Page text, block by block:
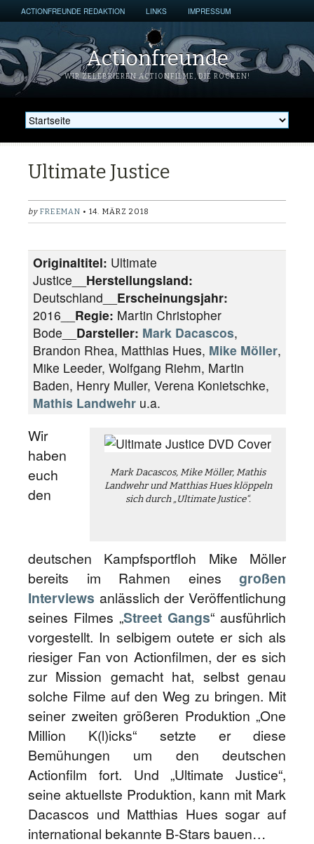
ACTIONFREUNDE REDAKTION LINKS IMPRESSUM
Actionfreunde
WIR ZELEBRIEREN ACTIONFILME, DIE ROCKEN!
Ultimate Justice
by FREEMAN • 14. MÄRZ 2018
Originaltitel: Ultimate
Justice__ Herstellungsland:
Deutschland__ Erscheinungsjahr:
2016__ Regie: Martin Christopher
Bode__ Darsteller: Mark Dacascos,
Brandon Rhea, Matthias Hues, Mike Möller,
Mike Leeder, Wolfgang Riehm, Martin
Baden, Henry Muller, Verena Konietschke,
Mathis Landwehr u.a.
Mark Dacascos, Mike Möller, Mathis
Landwehr und Matthias Hues klöppeln
sich durch „Ultimate Justice“.
Wir
haben
euch
den
deutschen Kampfsportfloh Mike Möller
bereits im Rahmen eines großen
Interviews anlässlich der Veröffentlichung
seines Filmes „Street Gangs“ ausführlich
vorgestellt. In selbigem outete er sich als
riesiger Fan von Actionfilmen, der es sich
zur Mission gemacht hat, selbst genau
solche Filme auf den Weg zu bringen. Mit
seiner zweiten größeren Produktion „One
Million K(l)icks“ setzte er diese
Bemühungen um den deutschen
Actionfilm fort. Und „Ultimate Justice“,
seine aktuellste Produktion, kann mit Mark
Dacascos und Matthias Hues sogar auf
international bekannte B-Stars bauen…